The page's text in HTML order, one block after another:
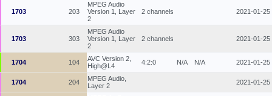
1703 203
MPEG Audio
Version 1, Layer
2
2 channels 2021-01-25
1703 303
MPEG Audio
Version 1, Layer
2
2 channels 2021-01-25
1704 104
AVC Version 2,
High@L4
4:2:0 N/A N/A 2021-01-25
1704 204
MPEG Audio,
Layer 2
2021-01-25